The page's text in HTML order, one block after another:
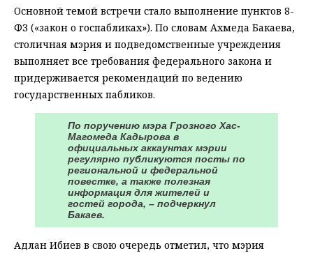
Основной темой встречи стало выполнение пунктов 8-
ФЗ («закон о госпабликах»). По словам Ахмеда Бакаева,
столичная мэрия и подведомственные учреждения
выполняет все требования федерального закона и
придерживается рекомендаций по ведению
государственных пабликов.
По поручению мэра Грозного Хас-
Магомеда Кадырова в
официальных аккаунтах мэрии
регулярно публикуются посты по
региональной и федеральной
повестке, а также полезная
информация для жителей и
гостей города, – подчеркнул
Бакаев.
Адлан Ибиев в свою очередь отметил, что мэрия